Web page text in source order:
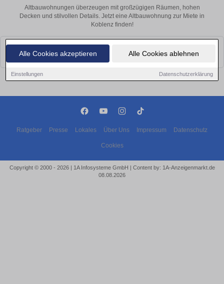
Alle Cookies akzeptieren Alle Cookies ablehnen
Einstellungen Datenschutzerklärung
Altbauwohnungen überzeugen mit großzügigen Räumen, hohen
Decken und stilvollen Details. Jetzt eine Altbauwohnung zur Miete in
Koblenz finden!
Leider konnten wir derzeit keine passenden Objekte finden. Schauen Sie
bald wieder vorbei!
Ratgeber Presse Lokales Über Uns Impressum Datenschutz
Cookies
Copyright © 2000 - 2026 | 1A Infosysteme GmbH | Content by: 1A-Anzeigenmarkt.de
08.08.2026